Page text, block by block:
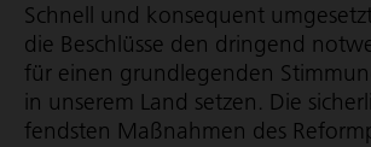
Schnell und konsequent
die Beschlüsse den dringend
für einen grundlegenden
in unserem Land setzen. Die
fendsten Maßnahmen des